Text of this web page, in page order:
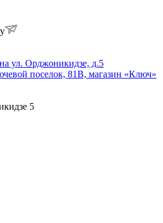
ул. Орджоникидзе, д.5
поселок, 81В, магазин «Ключ»
5